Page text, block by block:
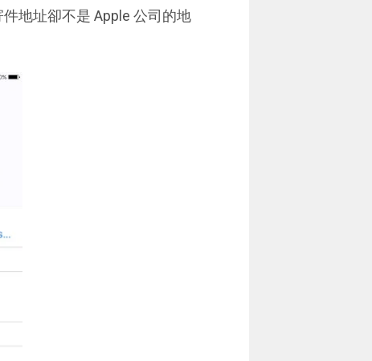
地址卻不是 Apple 公司的地